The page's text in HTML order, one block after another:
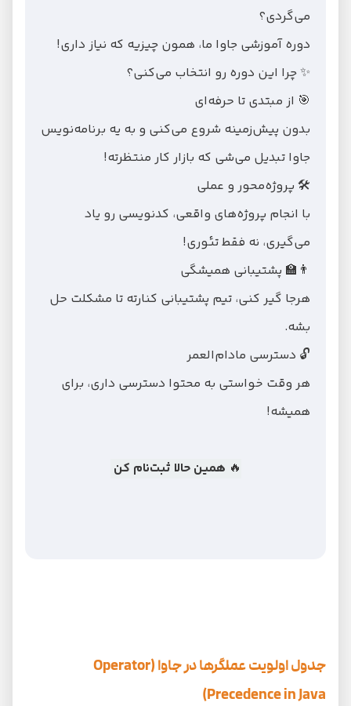
می‌گردی؟
دوره آموزشی جاوا ما، همون چیزیه که نیاز داری!
✨ چرا این دوره رو انتخاب می‌کنی؟
🎯 از مبتدی تا حرفه‌ای
بدون پیش‌زمینه شروع می‌کنی و به یه برنامه‌نویس
جاوا تبدیل می‌شی که بازار کار منتظرته!
🛠 پروژه‌محور و عملی
با انجام پروژه‌های واقعی، کدنویسی رو یاد
می‌گیری، نه فقط تئوری!
👨‍🏫 پشتیبانی همیشگی
هرجا گیر کنی، تیم پشتیبانی کنارته تا مشکلت حل
بشه.
🔓 دسترسی مادام‌العمر
هر وقت خواستی به محتوا دسترسی داری، برای
همیشه!
🔥 همین حالا ثبت‌نام کن
جدول اولویت عملگرها در جاوا (Operator
Precedence in Java)